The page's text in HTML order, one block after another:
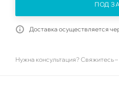
ПОД
Доставка осуществляется
Нужна консультация? Свяжитесь